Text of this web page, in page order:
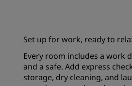
Set up for work, ready to
Every room includes a work
and a safe. Add express
storage, dry cleaning, and